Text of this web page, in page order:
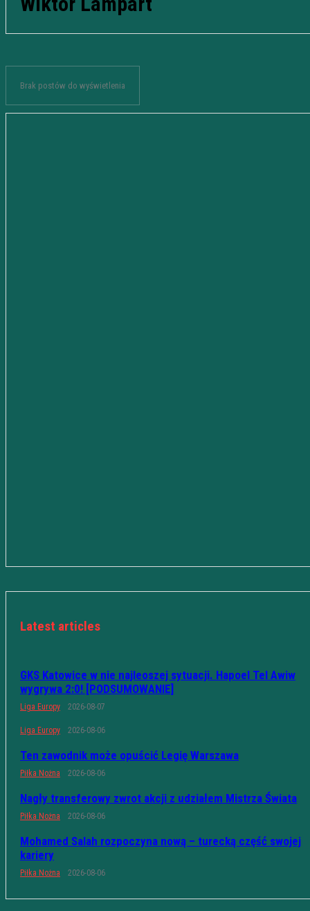
Brak postów do wyświetlenia
Latest articles
GKS Katowice w nie najleoszej sytuacji. Hapoel Tel Awiw
wygrywa 2:0! [PODSUMOWANIE]
Liga Europy 2026-08-07
Liga Europy 2026-08-06
Ten zawodnik może opuścić Legię Warszawa
Piłka Nożna 2026-08-06
Nagły transferowy zwrot akcji z udziałem Mistrza Świata
Piłka Nożna 2026-08-06
Mohamed Salah rozpoczyna nową – turecką część swojej
kariery
Piłka Nożna 2026-08-06